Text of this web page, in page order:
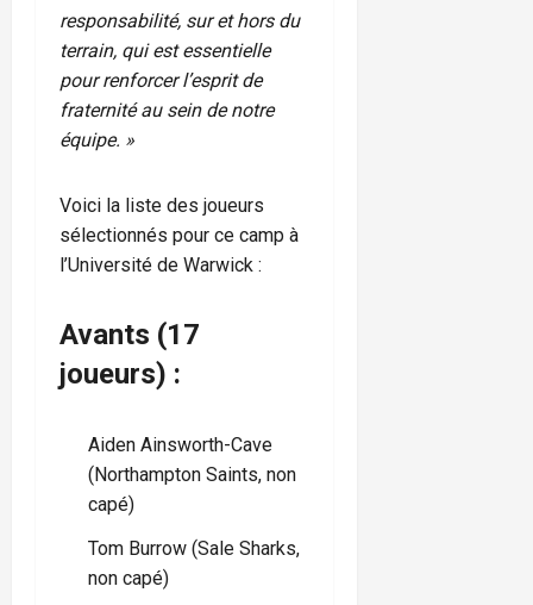
responsabilité, sur et hors du
terrain, qui est essentielle
pour renforcer l’esprit de
fraternité au sein de notre
équipe. »
Voici la liste des joueurs
sélectionnés pour ce camp à
l’Université de Warwick :
Avants (17
joueurs) :
Aiden Ainsworth-Cave
(Northampton Saints, non
capé)
Tom Burrow (Sale Sharks,
non capé)